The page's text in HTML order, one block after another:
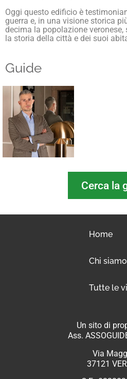
Oggi questo edificio è
guerra e, in una visione storica
decima la popolazione
la storia della città e dei suoi
Guide
Cerca la
Home
Chi siamo
Tutte le
Un sito di
Ass.
Via
37121